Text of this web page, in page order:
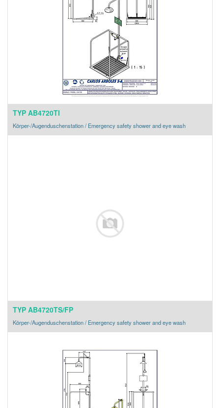
TYP AB4720TI
Körper-/Augenduschenstation / Emergency safety shower and eye wash
TYP AB4720TS/FP
Körper-/Augenduschenstation / Emergency safety shower and eye wash